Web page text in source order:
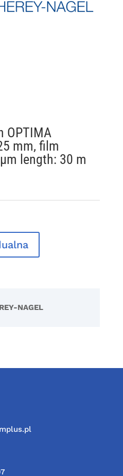
OPTIMA
mm, film
length: 30 m
NAGEL